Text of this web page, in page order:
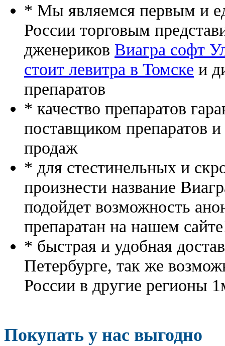
* Мы являемся первым и
России торговым
дженериков Виагра софт
стоит левитра в Томске и
препаратов
* качество препаратов
поставщиком препаратов
продаж
* для стестинельных и
произнести название
подойдет возможность
препаратан на нашем
* быстрая и удобная
Петербурге, так же
России в другие регионы
Покупать у нас выгодно